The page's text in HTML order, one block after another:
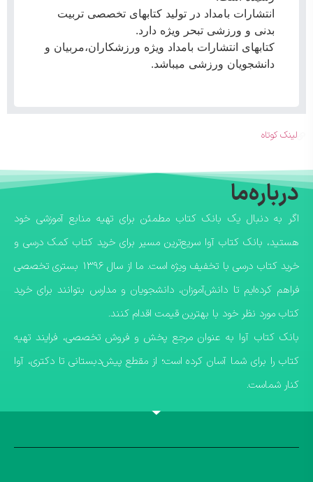
انتشارات بامداد در تولید کتابهای تخصصی تربیت
بدنی و ورزشی تبحر ویژه دارد.
کتابهای انتشارات بامداد ویژه ورزشکاران،مربیان و
دانشجویان ورزشی میباشد.
لینک کوتاه
درباره‌ما
اگر به دنبال یک بانک کتاب مطمئن برای تهیه منابع آموزشی خود
هستید، بانک کتاب آوا سریع‌ترین مسیر برای خرید کتاب کمک درسی و
خرید کتاب درسی با تخفیف ویژه است. ما از سال ۱۳۹۶ بستری تخصصی
فراهم کرده‌ایم تا دانش‌آموزان، دانشجویان و مدارس بتوانند برای خرید
کتاب مورد نظر خود با بهترین قیمت اقدام کنند.
​بانک کتاب آوا به عنوان مرجع پخش و فروش تخصصی، فرایند تهیه
کتاب را برای شما آسان کرده است؛ از مقطع پیش‌دبستانی تا دکتری، آوا
کنار شماست.